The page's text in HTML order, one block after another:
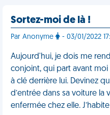
Sortez-moi de là !
Par Anonyme - 03/01/2022
Aujourd'hui, je dois me
conjoint, qui part avant
à clé derrière lui. Devinez
d’entrée dans sa voiture la
enfermée chez elle.